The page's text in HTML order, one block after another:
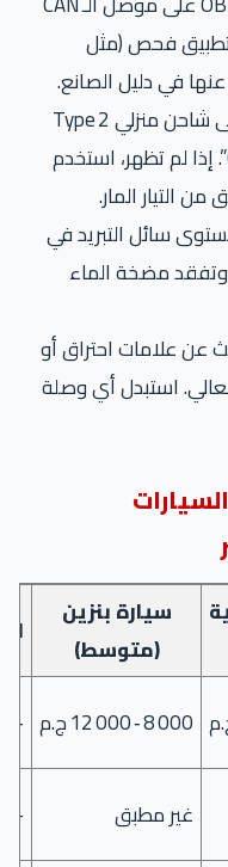
فحص (مثل
شغّل السيارة على شاحن منزلي Type 2
وتأكد من ظهور علامة “Charging”. إذا لم تظهر، استخدم
سائل التبريد في
مضخة الماء
عن علامات احتراق أو
استبدل أي وصلة
سيارة بنزين
(متوسط)
8 000 ‑ 12 000 ج.م
‑50 %
غير مطبق
—